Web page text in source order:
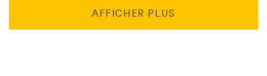
AFFICHER PLUS